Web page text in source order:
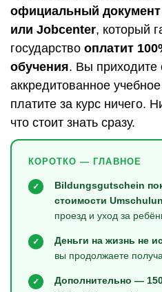
официальный
или Jobcenter, который
государство оплатит
обучения. Вы приходите
аккредитованное
платите за курс ничего.
что стоит знать сразу.
КОРОТКО — ГЛАВНОЕ
✓
Bildungsgutschein
стоимости
проезд и уход за
✓ Деньги на жизнь не
вы продолжаете
✓
Дополнительно —